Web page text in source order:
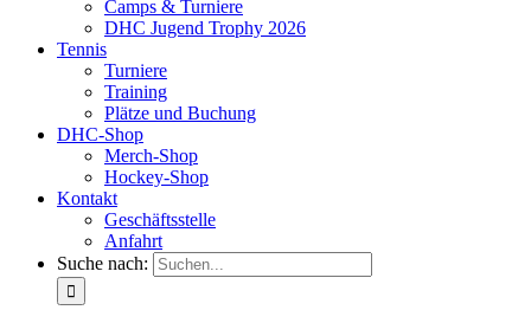
Camps & Turniere
DHC Jugend Trophy 2026
Tennis
Turniere
Training
Plätze und Buchung
DHC-Shop
Merch-Shop
Hockey-Shop
Kontakt
Geschäftsstelle
Anfahrt
Suche nach: